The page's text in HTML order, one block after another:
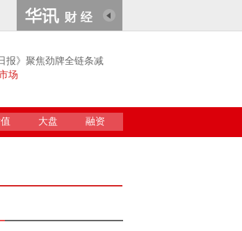
报》聚焦劲牌全链条减
瓶酒
场
大盘 融资